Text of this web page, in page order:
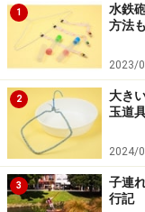
1
水鉄
方法
2023/
2
大き
玉道
2024/
3
子連
行記